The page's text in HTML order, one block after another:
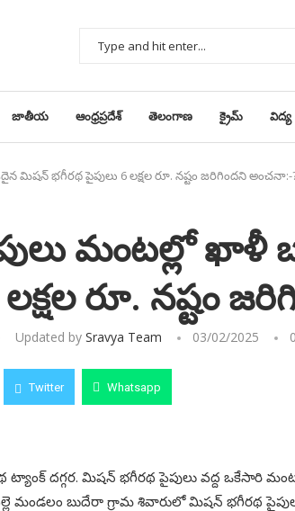
జాతీయ ఆంధ్రప్రదేశ్ తెలంగాణ క్రైమ్ విద్య
భగీరథ పైపులు 6 లక్షల రూ. నష్టం జరిగిందని అంచనా:-
మంటల్లో ఖాళీ
రూ. నష్టం
Updated by Sravya Team 03/02/2025
Twitter Whatsapp
దగ్గర. మిషన్ భగీరథ పైపులు వద్ద ఒకేసారి
బుదేరా గ్రామ శివారులో మిషన్ భగీరథ